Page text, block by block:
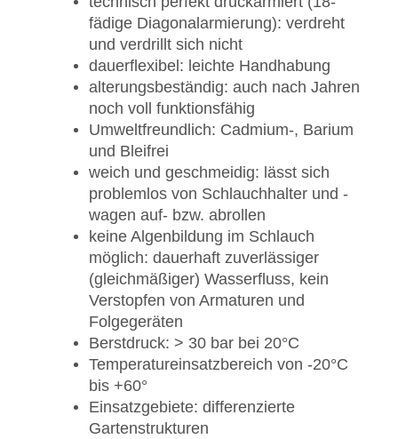
fädige Diagonalarmierung): verdreht
und verdrillt sich nicht
dauerflexibel: leichte Handhabung
alterungsbeständig: auch nach Jahren
noch voll funktionsfähig
Umweltfreundlich: Cadmium-, Barium
und Bleifrei
weich und geschmeidig: lässt sich
problemlos von Schlauchhalter und -
wagen auf- bzw. abrollen
keine Algenbildung im Schlauch
möglich: dauerhaft zuverlässiger
(gleichmäßiger) Wasserfluss, kein
Verstopfen von Armaturen und
Folgegeräten
Berstdruck: > 30 bar bei 20°C
Temperatureinsatzbereich von -20°C
bis +60°
Einsatzgebiete: differenzierte
Gartenstrukturen